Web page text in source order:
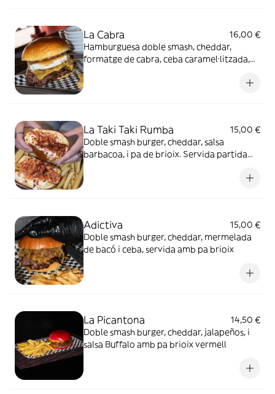
La Cabra
16,00 €
Hamburguesa doble smash, cheddar,
formatge de cabra, ceba caramel·litzada,
La Taki Taki Rumba
15,00 €
Doble smash burger, cheddar, salsa
barbacoa, i pa de brioix. Servida partida
Adictiva
15,00 €
Doble smash burger, cheddar, mermelada
de bacó i ceba, servida amb pa brioix
La Picantona
14,50 €
Doble smash burger, cheddar, jalapeños, i
salsa Buffalo amb pa brioix vermell